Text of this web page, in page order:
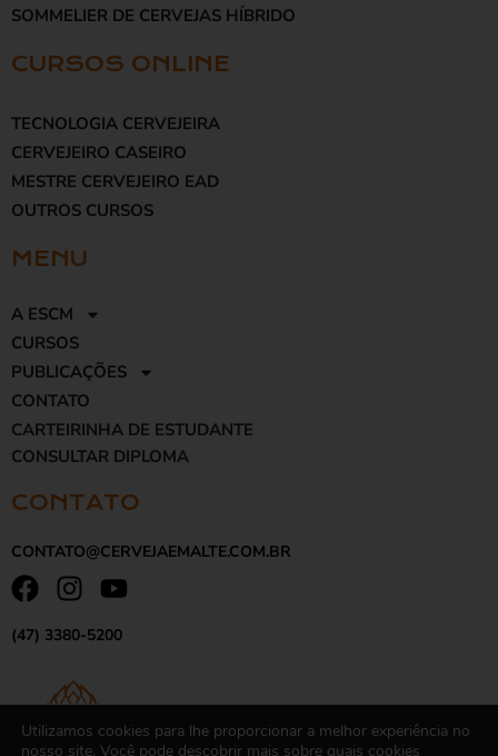
SOMMELIER DE CERVEJAS HÍBRIDO
CURSOS ONLINE
TECNOLOGIA CERVEJEIRA
CERVEJEIRO CASEIRO
MESTRE CERVEJEIRO EAD
OUTROS CURSOS
MENU
A ESCM
CURSOS
PUBLICAÇÕES
CONTATO
CARTEIRINHA DE ESTUDANTE
CONSULTAR DIPLOMA
CONTATO
CONTATO@CERVEJAEMALTE.COM.BR
(47) 3380-5200
Utilizamos cookies para lhe proporcionar a melhor experiência no
nosso site. Você pode descobrir mais sobre quais cookies